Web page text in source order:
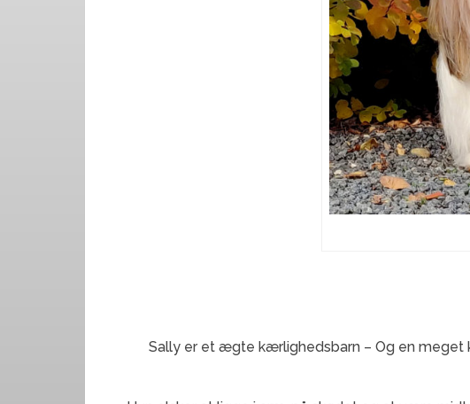
Sally er et ægte kærlighedsbarn – Og en meget